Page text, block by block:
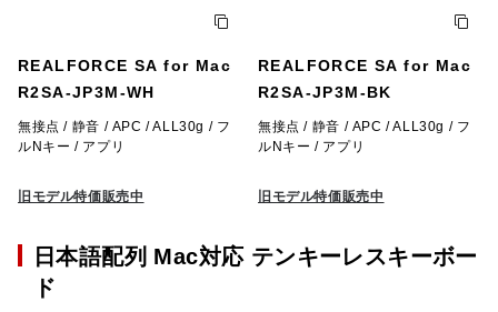
REALFORCE SA for Mac
R2SA-JP3M-WH
無接点 / 静音 / APC / ALL30g / フ
ルNキー / アプリ
旧モデル特価販売中
REALFORCE SA for Mac
R2SA-JP3M-BK
無接点 / 静音 / APC / ALL30g / フ
ルNキー / アプリ
旧モデル特価販売中
日本語配列 Mac対応 テンキーレスキーボー
ド